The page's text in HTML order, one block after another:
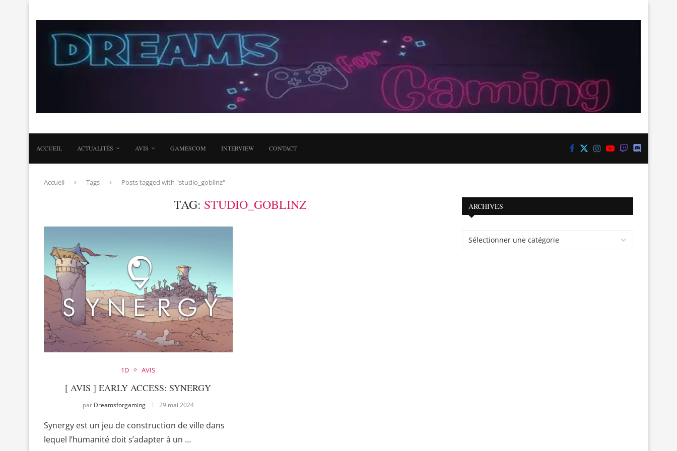
ACCUEIL ACTUALITÉS AVIS GAMESCOM INTERVIEW CONTACT
Accueil Tags Posts tagged with "studio_goblinz"
TAG: STUDIO_GOBLINZ
1D AVIS
[ AVIS ] EARLY ACCESS: SYNERGY
par Dreamsforgaming 29 mai 2024
Synergy est un jeu de construction de ville dans
lequel l’humanité doit s’adapter à un …
ARCHIVES